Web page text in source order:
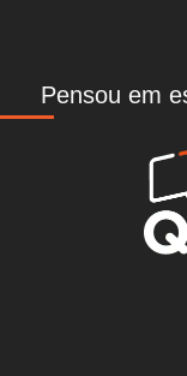
Pensou em